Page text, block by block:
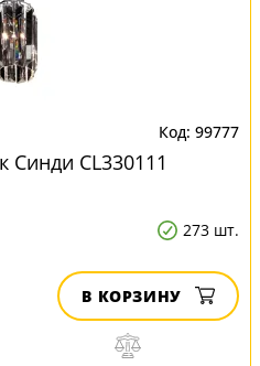
99777
Синди CL330111
273 шт.
В КОРЗИНУ